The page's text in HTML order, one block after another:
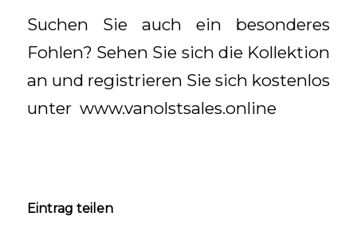
Suchen Sie auch ein besonderes
Fohlen? Sehen Sie sich die Kollektion
an und registrieren Sie sich kostenlos
unter www.vanolstsales.online
Eintrag teilen